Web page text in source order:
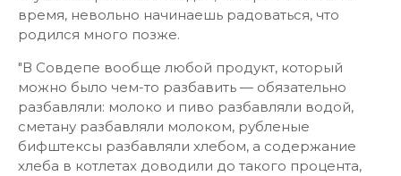
время, невольно начинаешь радоваться, что
родился много позже.
"В Совдепе вообще любой продукт, который
можно было чем-то разбавить — обязательно
разбавляли: молоко и пиво разбавляли водой,
сметану разбавляли молоком, рубленые
бифштексы разбавляли хлебом, а содержание
хлеба в котлетах доводили до такого процента,